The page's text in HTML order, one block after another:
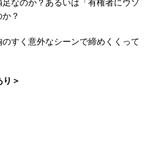
？
すく意外なシーンで締めくくって
＞